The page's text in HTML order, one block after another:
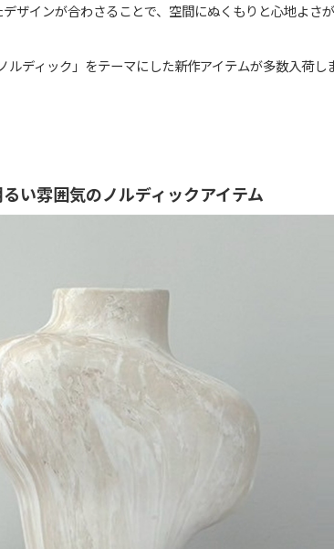
ザインが合わさることで、空間にぬくもりと心地よさが
ディック」をテーマにした新作アイテムが多数入荷し
い雰囲気のノルディックアイテム